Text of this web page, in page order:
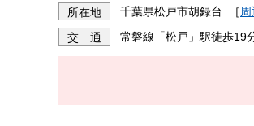
所在地 千葉県松戸市胡録台 ［
交 通 常磐線「松戸」駅徒歩19